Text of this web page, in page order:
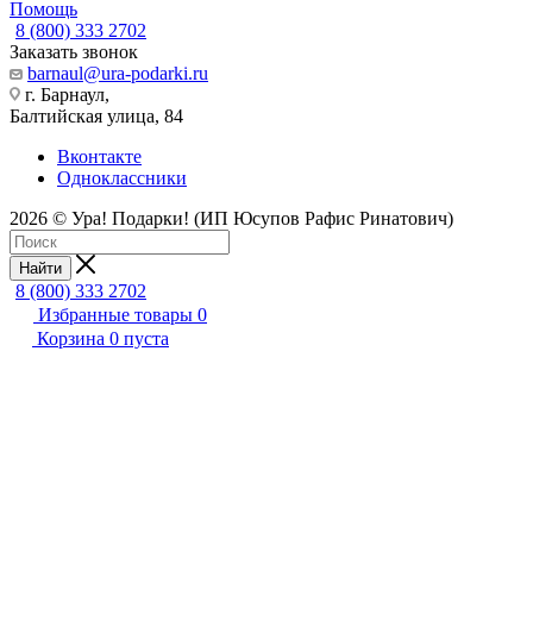
Помощь
8 (800) 333 2702
Заказать звонок
barnaul@ura-podarki.ru
г. Барнаул,
Балтийская улица, 84
Вконтакте
Одноклассники
2026 © Ура! Подарки! (ИП Юсупов Рафис Ринатович)
Найти
8 (800) 333 2702
Избранные товары 0
Корзина 0 пуста